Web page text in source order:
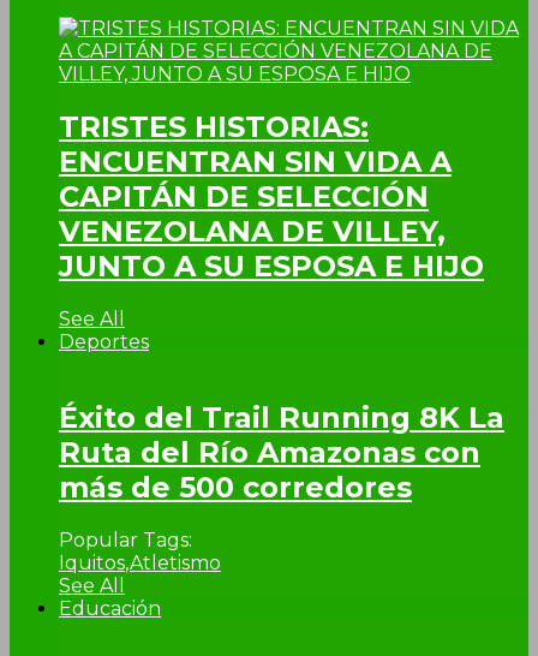
TRISTES HISTORIAS:
ENCUENTRAN SIN VIDA A
CAPITÁN DE SELECCIÓN
VENEZOLANA DE VILLEY,
JUNTO A SU ESPOSA E HIJO
See All
Deportes
Éxito del Trail Running 8K La
Ruta del Río Amazonas con
más de 500 corredores
Popular Tags:
Iquitos,Atletismo
See All
Educación